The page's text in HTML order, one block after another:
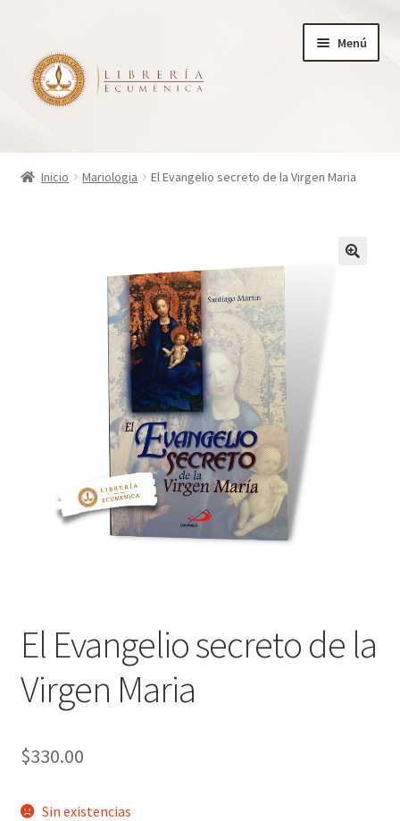
la
navegación
contenido
Menú
Inicio
Finalizar compra
¿Quienes somos?
Política de privacidad
Contáctanos
Inicio Mariologia El Evangelio secreto de la Virgen Maria
El Evangelio secreto de la
Virgen Maria
$330.00
Sin existencias